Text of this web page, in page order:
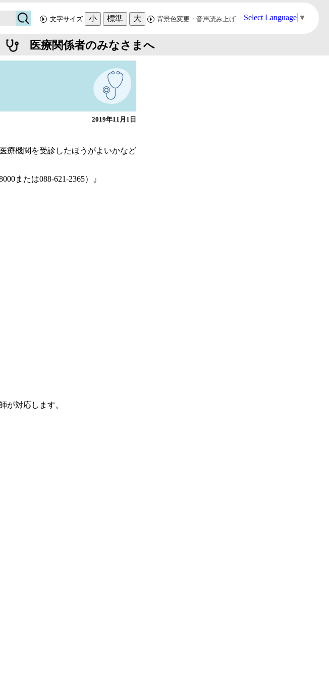
検
索
文字サイズ 小 標準 大 背景色変更・音声読み上げ Select Language ▼
医療関係者のみなさまへ
2019年11月1日
療機関を受診したほうがよいかなど
または088-621-2365）』
が対応します。